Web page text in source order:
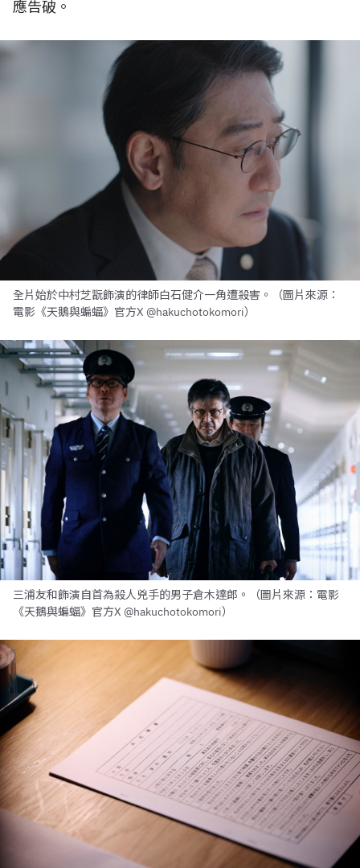
應告破。
全片始於中村芝翫飾演的律師白石健介一角遭殺害。（圖片來源：
電影《天鵝與蝙蝠》官方X @hakuchotokomori）
三浦友和飾演自首為殺人兇手的男子倉木達郎。（圖片來源：電影
《天鵝與蝙蝠》官方X @hakuchotokomori）